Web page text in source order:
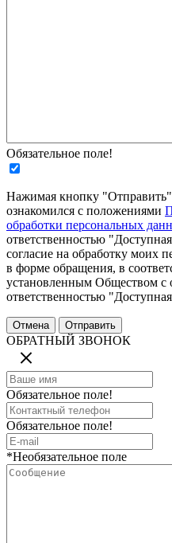
Обязательное поле!
Нажимая кнопку
ознакомился с положениями
обработки персональных
ответственностью
согласие на обработку моих
в форме обращения, в
установленным Обществом с
ответственностью
ОБРАТНЫЙ ЗВОНОК
Обязательное поле!
Обязательное поле!
*Необязательное поле